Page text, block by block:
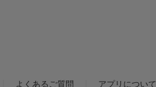
よくあるご質問 アプリについて